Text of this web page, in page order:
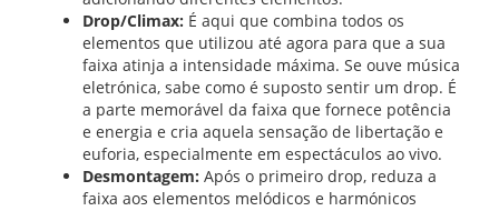
Drop/Climax: É aqui que combina todos os
elementos que utilizou até agora para que a sua
faixa atinja a intensidade máxima. Se ouve música
eletrónica, sabe como é suposto sentir um drop. É
a parte memorável da faixa que fornece potência
e energia e cria aquela sensação de libertação e
euforia, especialmente em espectáculos ao vivo.
Desmontagem: Após o primeiro drop, reduza a
faixa aos elementos melódicos e harmónicos